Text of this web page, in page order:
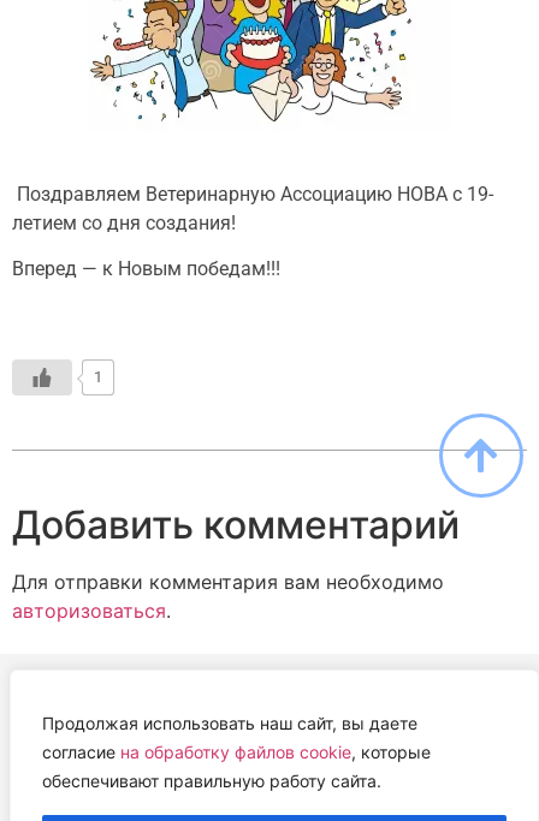
Продолжая использовать наш сайт, вы даете
согласие на обработку файлов cookie, которые
обеспечивают правильную работу сайта.
Поздравляем Ветеринарную Ассоциацию НОВА с 19-
летием со дня создания!
Вперед — к Новым победам!!!
1
Добавить комментарий
Для отправки комментария вам необходимо
авторизоваться.
АВТОНОМНАЯ НЕКОММЕРЧЕСКАЯ ОРГАНИЗАЦИЯ
«ЦЕНТР ВЕТЕРИНАРНОЙ ТЕРАПИИ, ИММУНОЛОГИИ И
ИММУНОПАТОЛОГИИ» (ЦВЕТИ)